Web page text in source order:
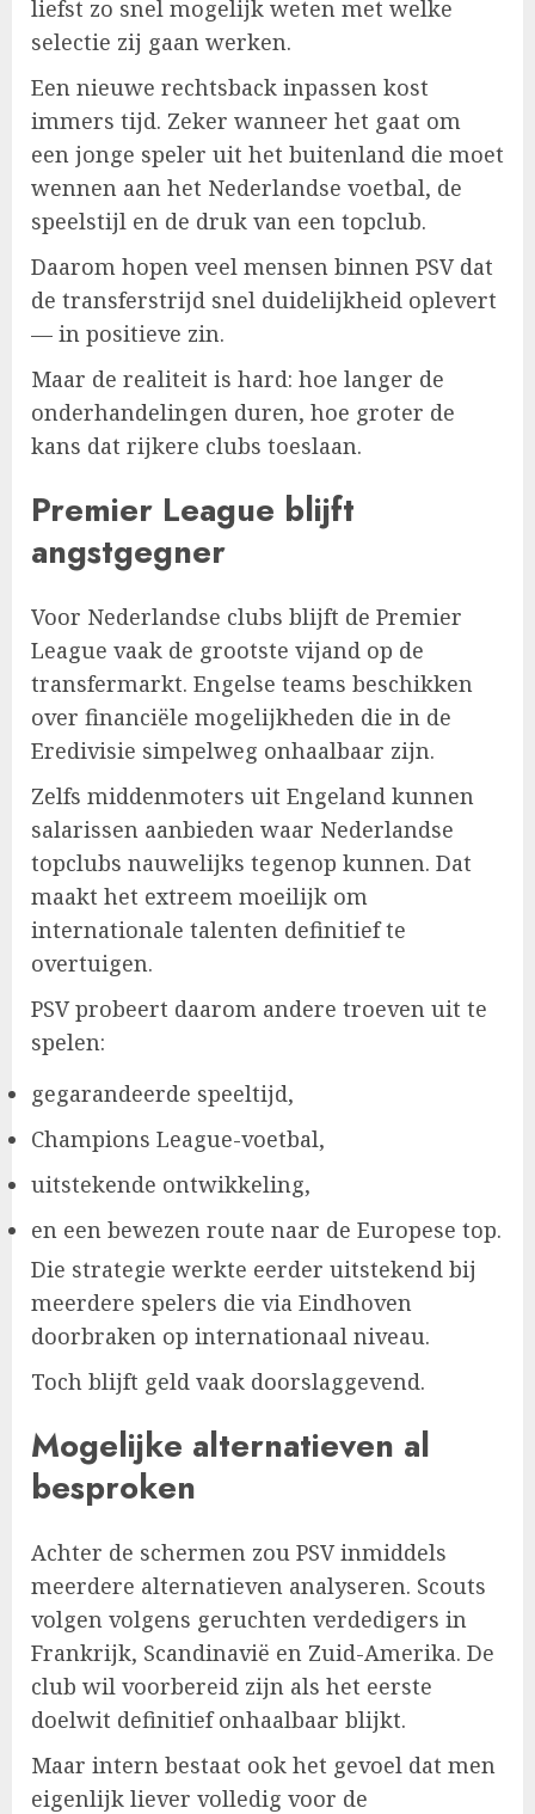
liefst zo snel mogelijk weten met welke
selectie zij gaan werken.
Een nieuwe rechtsback inpassen kost
immers tijd. Zeker wanneer het gaat om
een jonge speler uit het buitenland die moet
wennen aan het Nederlandse voetbal, de
speelstijl en de druk van een topclub.
Daarom hopen veel mensen binnen PSV dat
de transferstrijd snel duidelijkheid oplevert
— in positieve zin.
Maar de realiteit is hard: hoe langer de
onderhandelingen duren, hoe groter de
kans dat rijkere clubs toeslaan.
Premier League blijft
angstgegner
Voor Nederlandse clubs blijft de Premier
League vaak de grootste vijand op de
transfermarkt. Engelse teams beschikken
over financiële mogelijkheden die in de
Eredivisie simpelweg onhaalbaar zijn.
Zelfs middenmoters uit Engeland kunnen
salarissen aanbieden waar Nederlandse
topclubs nauwelijks tegenop kunnen. Dat
maakt het extreem moeilijk om
internationale talenten definitief te
overtuigen.
PSV probeert daarom andere troeven uit te
spelen:
gegarandeerde speeltijd,
Champions League-voetbal,
uitstekende ontwikkeling,
en een bewezen route naar de Europese top.
Die strategie werkte eerder uitstekend bij
meerdere spelers die via Eindhoven
doorbraken op internationaal niveau.
Toch blijft geld vaak doorslaggevend.
Mogelijke alternatieven al
besproken
Achter de schermen zou PSV inmiddels
meerdere alternatieven analyseren. Scouts
volgen volgens geruchten verdedigers in
Frankrijk, Scandinavië en Zuid-Amerika. De
club wil voorbereid zijn als het eerste
doelwit definitief onhaalbaar blijkt.
Maar intern bestaat ook het gevoel dat men
eigenlijk liever volledig voor de